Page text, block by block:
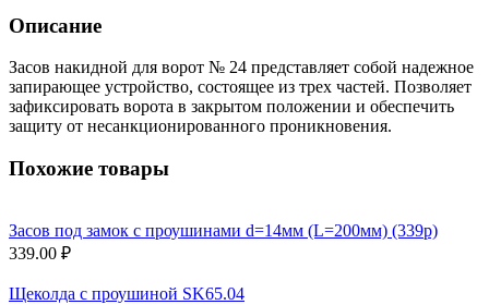
Описание
Засов накидной для ворот № 24 представляет собой надежное
запирающее устройство, состоящее из трех частей. Позволяет
зафиксировать ворота в закрытом положении и обеспечить
защиту от несанкционированного проникновения.
Похожие товары
Засов под замок с проушинами d=14мм (L=200мм) (339р)
339.00 ₽
Щеколда с проушиной SK65.04